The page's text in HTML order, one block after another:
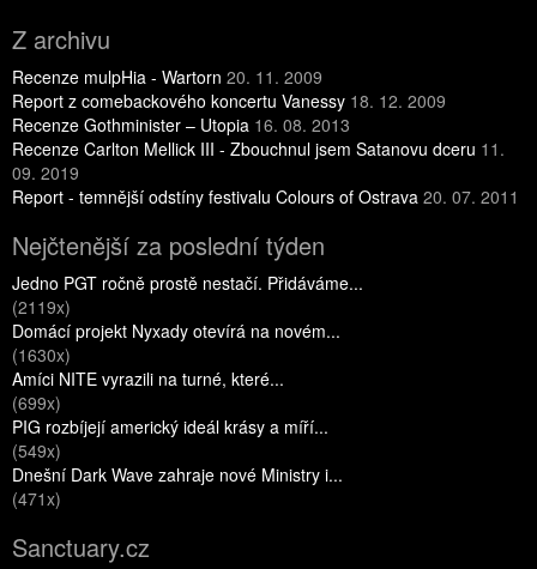
Z archivu
Recenze mulpHia - Wartorn 20. 11. 2009
Report z comebackového koncertu Vanessy 18. 12. 2009
Recenze Gothminister – Utopia 16. 08. 2013
Recenze Carlton Mellick III - Zbouchnul jsem Satanovu dceru 11.
09. 2019
Report - temnější odstíny festivalu Colours of Ostrava 20. 07. 2011
Nejčtenější za poslední týden
Jedno PGT ročně prostě nestačí. Přidáváme...
(2119x)
Domácí projekt Nyxady otevírá na novém...
(1630x)
Amíci NITE vyrazili na turné, které...
(699x)
PIG rozbíjejí americký ideál krásy a míří...
(549x)
Dnešní Dark Wave zahraje nové Ministry i...
(471x)
Sanctuary.cz